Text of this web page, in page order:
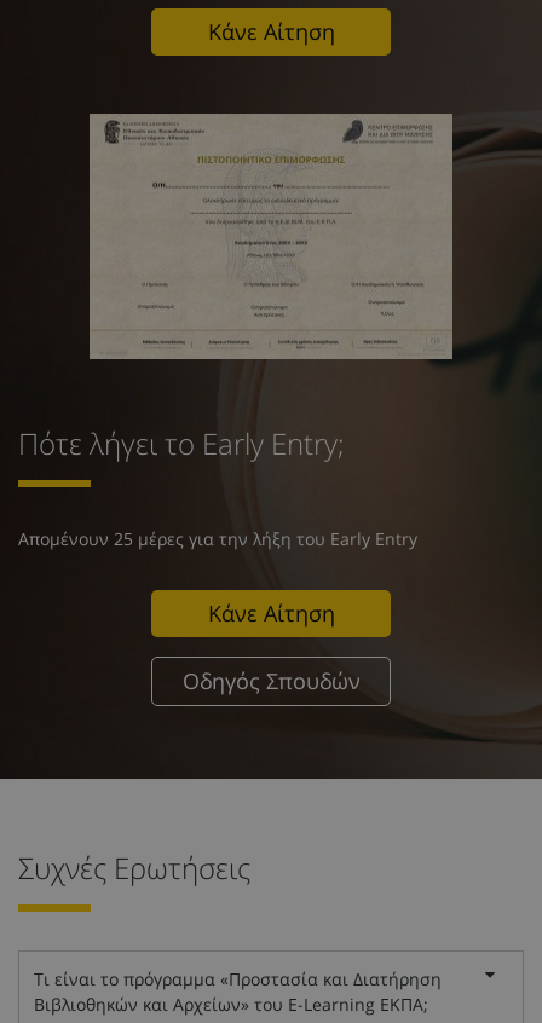
Κάνε Αίτηση
Πότε λήγει το Early Entry;
Απομένουν 25 μέρες για την λήξη του Early Entry
Κάνε Αίτηση
Οδηγός Σπουδών
Συχνές Ερωτήσεις
Τι είναι το πρόγραμμα «Προστασία και Διατήρηση
Βιβλιοθηκών και Αρχείων» του E-Learning ΕΚΠΑ;